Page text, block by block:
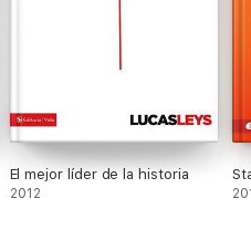
El mejor líder de la historia
2012